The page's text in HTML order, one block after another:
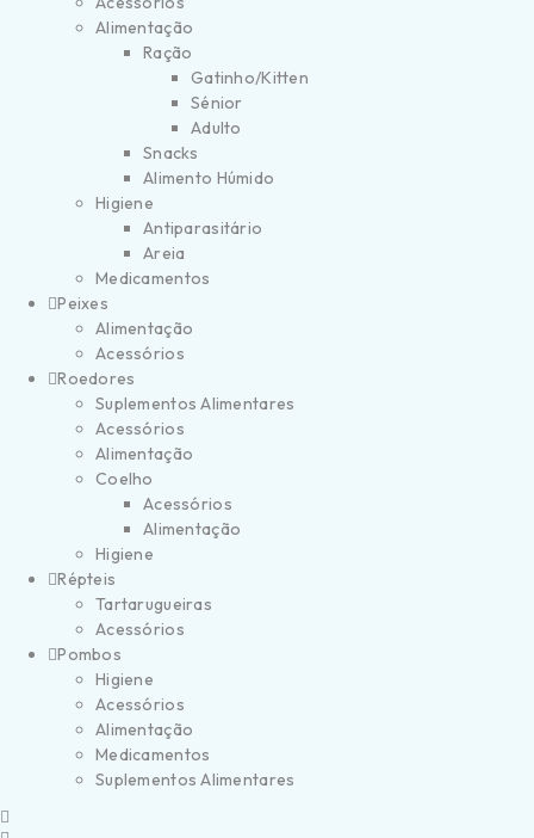
Alimentação
Ração
Gatinho/Kitten
Sénior
Adulto
Snacks
Alimento Húmido
Higiene
Antiparasitário
Areia
Medicamentos
Peixes
Alimentação
Acessórios
Roedores
Suplementos Alimentares
Acessórios
Alimentação
Coelho
Acessórios
Alimentação
Higiene
Répteis
Tartarugueiras
Acessórios
Pombos
Higiene
Acessórios
Alimentação
Medicamentos
Suplementos Alimentares